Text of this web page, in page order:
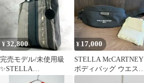
¥32,800
完売モデル/未使用級
✨STELLA
McCARTNEY トートバ
¥ 17,000
STELLA McCARTNEY
ボディバッグ ウエスト
ポーチ